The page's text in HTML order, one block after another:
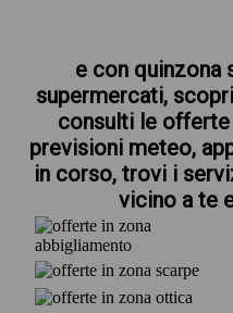
e con quinzona
supermercati,
consulti le
previsioni meteo,
in corso, trovi i
vicino a te